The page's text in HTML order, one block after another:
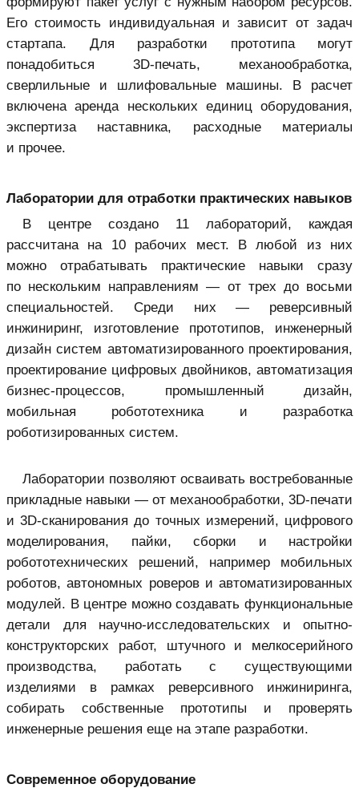
Его стоимость индивидуальная и зависит от задач
стартапа. Для разработки прототипа могут
понадобиться 3D-печать, механообработка,
сверлильные и шлифовальные машины. В расчет
включена аренда нескольких единиц оборудования,
экспертиза наставника, расходные материалы
и прочее.
Лаборатории для отработки практических навыков
В центре создано 11 лабораторий, каждая
рассчитана на 10 рабочих мест. В любой из них
можно отрабатывать практические навыки сразу
по нескольким направлениям — от трех до восьми
специальностей. Среди них — реверсивный
инжиниринг, изготовление прототипов, инженерный
дизайн систем автоматизированного проектирования,
проектирование цифровых двойников, автоматизация
бизнес-процессов, промышленный дизайн,
мобильная робототехника и разработка
роботизированных систем.
Лаборатории позволяют осваивать востребованные
прикладные навыки — от механообработки, 3D-печати
и 3D-сканирования до точных измерений, цифрового
моделирования, пайки, сборки и настройки
робототехнических решений, например мобильных
роботов, автономных роверов и автоматизированных
модулей. В центре можно создавать функциональные
детали для научно-исследовательских и опытно-
конструкторских работ, штучного и мелкосерийного
производства, работать с существующими
изделиями в рамках реверсивного инжиниринга,
собирать собственные прототипы и проверять
инженерные решения еще на этапе разработки.
Современное оборудование